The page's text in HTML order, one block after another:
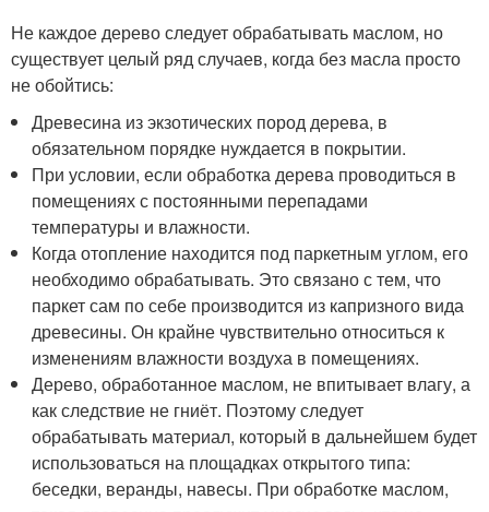
Не каждое дерево следует обрабатывать маслом, но
существует целый ряд случаев, когда без масла просто
не обойтись:
Древесина из экзотических пород дерева, в
обязательном порядке нуждается в покрытии.
При условии, если обработка дерева проводиться в
помещениях с постоянными перепадами
температуры и влажности.
Когда отопление находится под паркетным углом, его
необходимо обрабатывать. Это связано с тем, что
паркет сам по себе производится из капризного вида
древесины. Он крайне чувствительно относиться к
изменениям влажности воздуха в помещениях.
Дерево, обработанное маслом, не впитывает влагу, а
как следствие не гниёт. Поэтому следует
обрабатывать материал, который в дальнейшем будет
использоваться на площадках открытого типа:
беседки, веранды, навесы. При обработке маслом,